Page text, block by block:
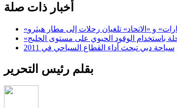
أخبار ذات صلة
و «الاتحاد» تلغيان رحلات إلى مطار هيثرو
باستخدام الوقود الحيوي على مستوى الخليج
سياحة دبي تبحث أداء القطاع السياحي في 2011
بقلم رئيس التحرير